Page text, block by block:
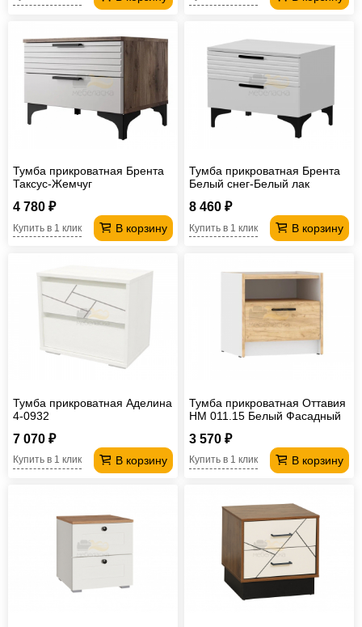
Тумба прикроватная Брента
Таксус-Жемчуг
4 780 ₽
В корзину
Купить в 1 клик
Тумба прикроватная Брента
Белый снег-Белый лак
8 460 ₽
В корзину
Купить в 1 клик
Тумба прикроватная Аделина
4-0932
7 070 ₽
В корзину
Купить в 1 клик
Тумба прикроватная Оттавия
НМ 011.15 Белый Фасадный
3 570 ₽
В корзину
Купить в 1 клик